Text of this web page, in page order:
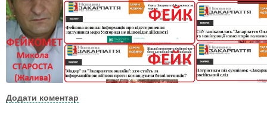
Додати коментар